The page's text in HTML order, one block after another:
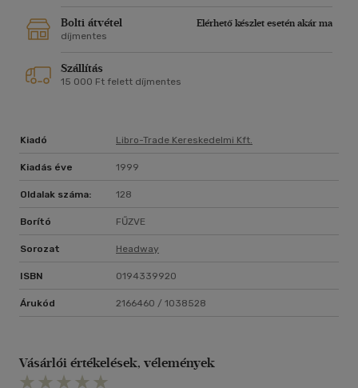
Bolti átvétel
Elérhető készlet esetén akár ma
díjmentes
Szállítás
15 000 Ft felett díjmentes
Kiadó Libro-Trade Kereskedelmi Kft.
Kiadás éve 1999
Oldalak száma: 128
Borító FŰZVE
Sorozat Headway
ISBN 0194339920
Árukód 2166460 / 1038528
Vásárlói értékelések, vélemények